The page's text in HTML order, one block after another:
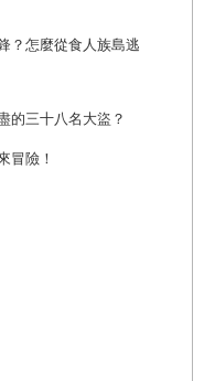
？怎麼從食人族島逃
的三十八名大盜？
冒險！